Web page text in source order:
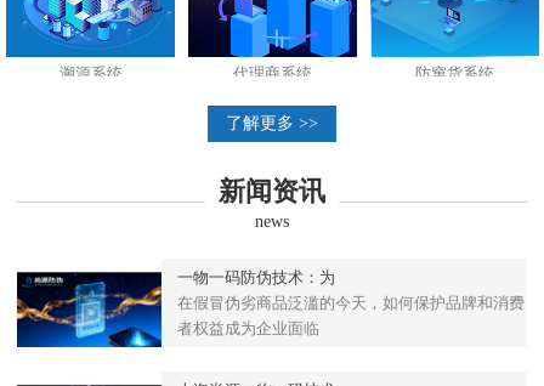
溯源系统 代理商系统 防窜货系统
了解更多 >>
新闻资讯
news
一物一码防伪技术：为
在假冒伪劣商品泛滥的今天，如何保护品牌和消费
者权益成为企业面临